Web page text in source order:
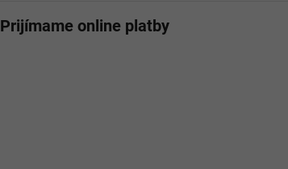
Prijímame online platby